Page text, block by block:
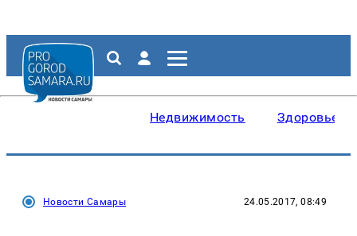
Недвижимость Здоровье
Новости Самары 24.05.2017, 08:49